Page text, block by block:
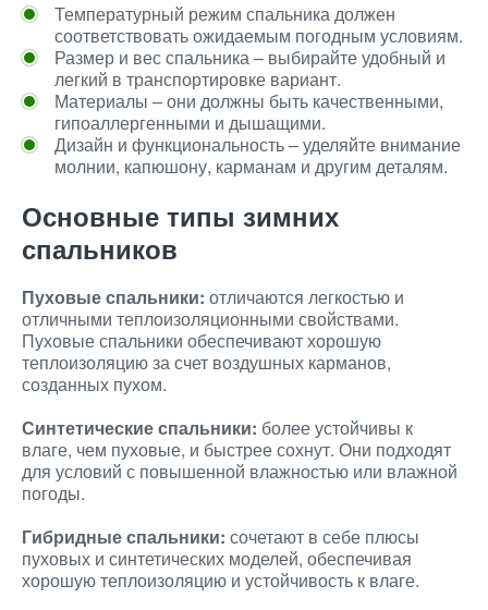
Температурный режим спальника должен
соответствовать ожидаемым погодным условиям.
Размер и вес спальника – выбирайте удобный и
легкий в транспортировке вариант.
Материалы – они должны быть качественными,
гипоаллергенными и дышащими.
Дизайн и функциональность – уделяйте внимание
молнии, капюшону, карманам и другим деталям.
Основные типы зимних
спальников
Пуховые спальники: отличаются легкостью и
отличными теплоизоляционными свойствами.
Пуховые спальники обеспечивают хорошую
теплоизоляцию за счет воздушных карманов,
созданных пухом.
Синтетические спальники: более устойчивы к
влаге, чем пуховые, и быстрее сохнут. Они подходят
для условий с повышенной влажностью или влажной
погоды.
Гибридные спальники: сочетают в себе плюсы
пуховых и синтетических моделей, обеспечивая
хорошую теплоизоляцию и устойчивость к влаге.